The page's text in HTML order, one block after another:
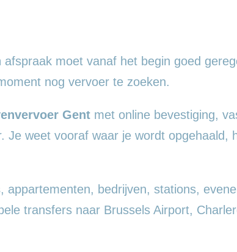
moet vanaf het begin goed
nog vervoer te zoeken.
Gent met online bevestiging,
weet vooraf waar je wordt opgehaald,
appartementen, bedrijven, stations,
transfers naar Brussels Airport,